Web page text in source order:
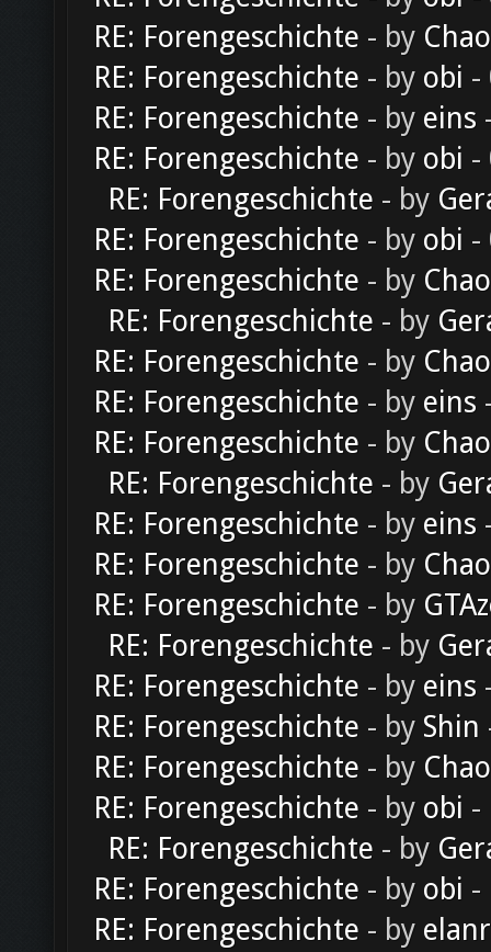
RE: Forengeschichte - by
RE: Forengeschichte - by obi -
RE: Forengeschichte - by eins
RE: Forengeschichte - by obi -
RE: Forengeschichte - by
RE: Forengeschichte - by obi -
RE: Forengeschichte - by
RE: Forengeschichte - by
RE: Forengeschichte - by
RE: Forengeschichte - by eins
RE: Forengeschichte - by
RE: Forengeschichte - by
RE: Forengeschichte - by eins
RE: Forengeschichte - by
RE: Forengeschichte - by
RE: Forengeschichte - by
RE: Forengeschichte - by eins
RE: Forengeschichte - by Shin
RE: Forengeschichte - by
RE: Forengeschichte - by obi -
RE: Forengeschichte - by
RE: Forengeschichte - by obi -
RE: Forengeschichte - by